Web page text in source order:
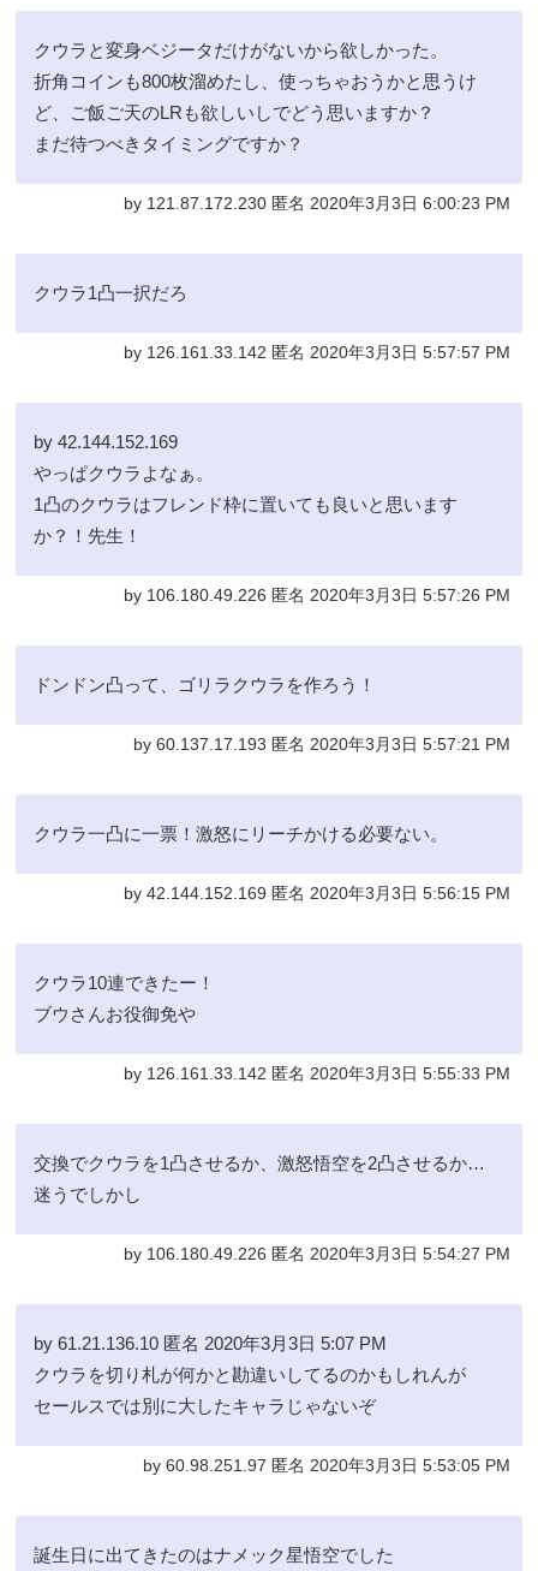
クウラと変身ベジータだけがないから欲しかった。
折角コインも800枚溜めたし、使っちゃおうかと思うけ
ど、ご飯ご天のLRも欲しいしでどう思いますか？
まだ待つべきタイミングですか？
by 121.87.172.230 匿名 2020年3月3日 6:00:23 PM
クウラ1凸一択だろ
by 126.161.33.142 匿名 2020年3月3日 5:57:57 PM
by 42.144.152.169
やっぱクウラよなぁ。
1凸のクウラはフレンド枠に置いても良いと思います
か？！先生！
by 106.180.49.226 匿名 2020年3月3日 5:57:26 PM
ドンドン凸って、ゴリラクウラを作ろう！
by 60.137.17.193 匿名 2020年3月3日 5:57:21 PM
クウラ一凸に一票！激怒にリーチかける必要ない。
by 42.144.152.169 匿名 2020年3月3日 5:56:15 PM
クウラ10連できたー！
ブウさんお役御免や
by 126.161.33.142 匿名 2020年3月3日 5:55:33 PM
交換でクウラを1凸させるか、激怒悟空を2凸させるか…
迷うでしかし
by 106.180.49.226 匿名 2020年3月3日 5:54:27 PM
by 61.21.136.10 匿名 2020年3月3日 5:07 PM
クウラを切り札が何かと勘違いしてるのかもしれんが
セールスでは別に大したキャラじゃないぞ
by 60.98.251.97 匿名 2020年3月3日 5:53:05 PM
誕生日に出てきたのはナメック星悟空でした